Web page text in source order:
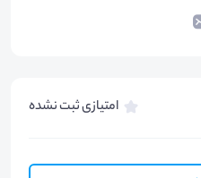
امتیازی ثبت نشده